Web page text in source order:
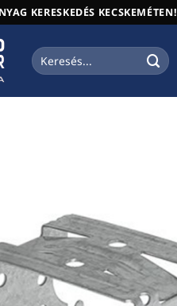
KERESKEDÉS KECSKEMÉTEN!
Keresés
a